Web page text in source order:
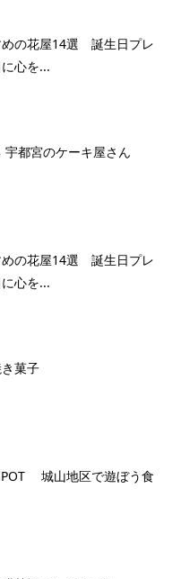
めの花屋14選 誕生日プレ
心を...
宇都宮のケーキ屋さん
めの花屋14選 誕生日プレ
心を...
菓子
城山地区で遊ぼう食